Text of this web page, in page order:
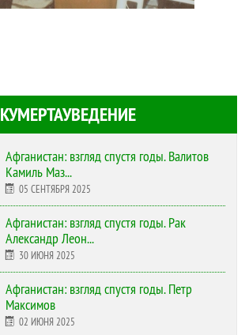
КУМЕРТАУВЕДЕНИЕ
Афганистан: взгляд спустя годы. Валитов
Камиль Маз...
05 СЕНТЯБРЯ 2025
Афганистан: взгляд спустя годы. Рак
Александр Леон...
30 ИЮНЯ 2025
Афганистан: взгляд спустя годы. Петр
Максимов
02 ИЮНЯ 2025